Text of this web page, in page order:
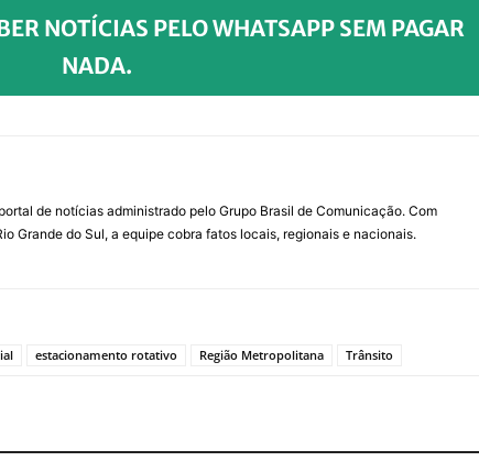
NOTÍCIAS PELO WHATSAPP SEM PAGAR
NADA.
de notícias administrado pelo Grupo Brasil de Comunicação. Com
Grande do Sul, a equipe cobra fatos locais, regionais e nacionais.
estacionamento rotativo Região Metropolitana Trânsito